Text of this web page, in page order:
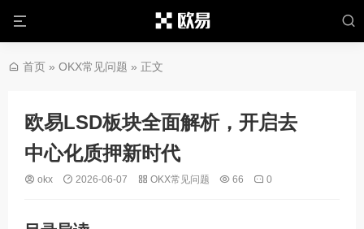
首页 » OKX常见问题 » 正文
欧易LSD板块全面解析，开启去
中心化质押新时代
okx 2026-06-07 OKX常见问题 66 0